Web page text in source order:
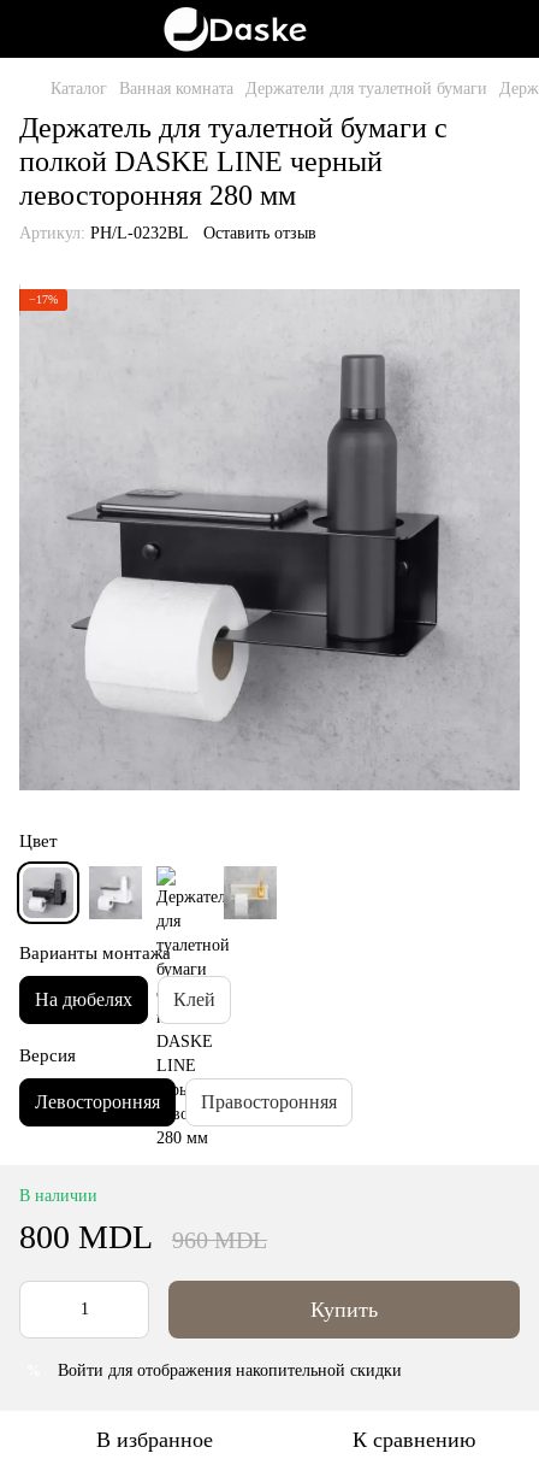
Каталог Ванная комната Держатели для туалетной бумаги
Держатель для туалетной бумаги с
полкой DASKE LINE черный
левосторонняя 280 мм
Артикул: PH/L-0232BL Оставить отзыв
−17%
Цвет
Варианты монтажа
На дюбелях Клей
Версия
Левосторонняя Правосторонняя
В наличии
800 MDL 960 MDL
Купить
Войти для отображения накопительной скидки
В избранное К сравнению